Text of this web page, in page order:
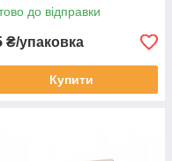
до відправки
₴/упаковка
Купити